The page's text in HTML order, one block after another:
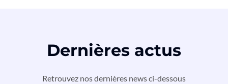
Dernières actus
Retrouvez nos dernières news ci-dessous